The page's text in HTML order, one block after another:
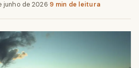
junho de 2026·9 min de leitura